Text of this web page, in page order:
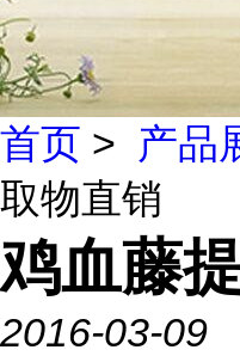
首页 > 产品
取物直销
鸡血藤
2016-03-09